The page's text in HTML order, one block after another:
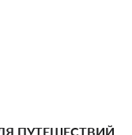
ПУТЕШЕСТВИЙ